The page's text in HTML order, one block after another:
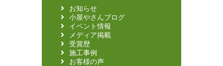
お知らせ
小屋やさんブログ
イベント情報
メディア掲載
受賞歴
施工事例
お客様の声